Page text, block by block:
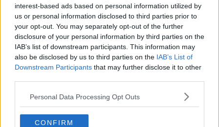
interest-based ads based on personal information utilized by
us or personal information disclosed to third parties prior to
your opt-out. You may separately opt-out of the further
disclosure of your personal information by third parties on the
IAB’s list of downstream participants. This information may
also be disclosed by us to third parties on the IAB’s List of
Downstream Participants that may further disclose it to other
Personal Data Processing Opt Outs
CONFIRM
Citera
2026-06-27, 20:03
Kronbefallningsman
Medlem
Inlägg: 269
Citat:
Ursprungligen postat av
Specialmodell
Datorn är lagom gammal M1 2020, bra hårdvara men
mjukvaran som är full av integrerat skräp suger.
Stäng av SIP och använd launchctl för att stänga av precis allt det
du inte vill ha?